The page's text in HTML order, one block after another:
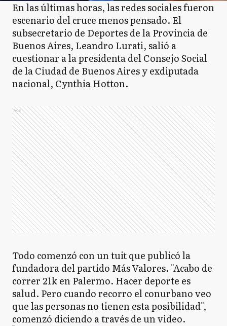
En las últimas horas, las redes sociales fueron
escenario del cruce menos pensado. El
subsecretario de Deportes de la Provincia de
Buenos Aires, Leandro Lurati, salió a
cuestionar a la presidenta del Consejo Social
de la Ciudad de Buenos Aires y exdiputada
nacional, Cynthia Hotton.
Ads
Todo comenzó con un tuit que publicó la
fundadora del partido Más Valores. "Acabo de
correr 21k en Palermo. Hacer deporte es
salud. Pero cuando recorro el conurbano veo
que las personas no tienen esta posibilidad",
comenzó diciendo a través de un video.